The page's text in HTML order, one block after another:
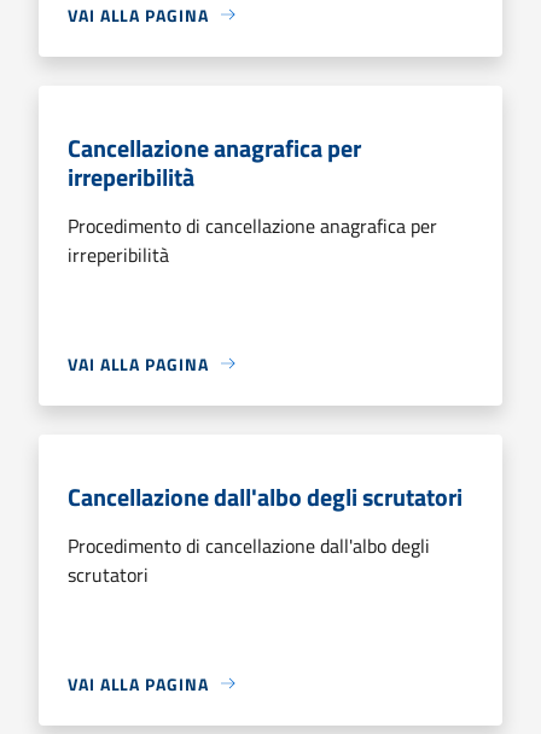
VAI ALLA PAGINA
Cancellazione anagrafica per
irreperibilità
Procedimento di cancellazione anagrafica per
irreperibilità
VAI ALLA PAGINA
Cancellazione dall'albo degli scrutatori
Procedimento di cancellazione dall'albo degli
scrutatori
VAI ALLA PAGINA